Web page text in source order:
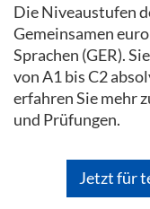
Die Niveaustufen
Gemeinsamen
Sprachen (GER).
von A1 bis C2
erfahren Sie mehr
und Prüfungen.
Jetzt für